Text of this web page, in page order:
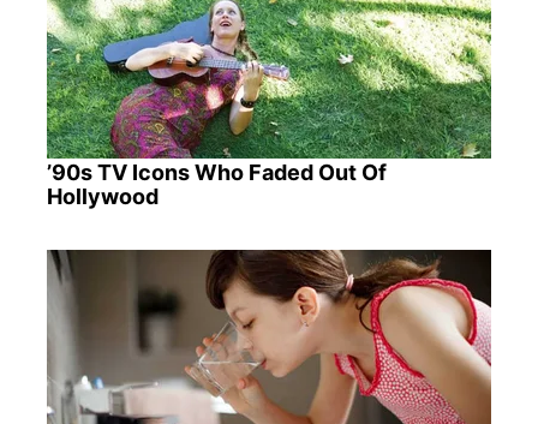
’90s TV Icons Who Faded Out Of
Hollywood